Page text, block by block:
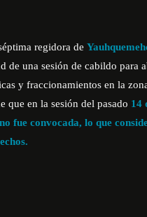
regidora de
de una sesión de cabildo para
y fraccionamientos en la
que en la sesión del pasado 14
fue convocada, lo que